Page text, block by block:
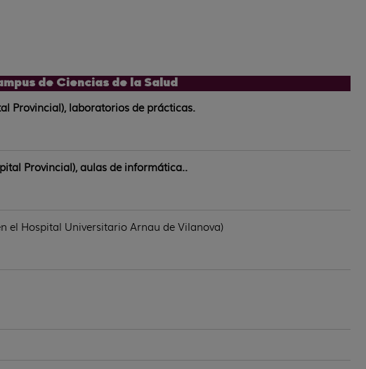
de Ciencias de la Salud
Provincial), laboratorios de prácticas.
Provincial), aulas de informática..
el Hospital Universitario Arnau de Vilanova)